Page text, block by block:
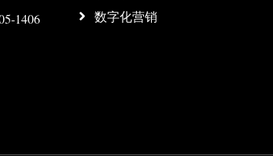
1406
数字化营销